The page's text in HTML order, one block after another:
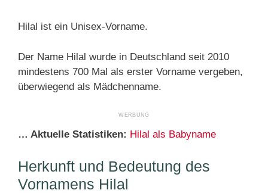
Hilal ist ein Unisex-Vorname.
Der Name Hilal wurde in Deutschland seit 2010
mindestens 700 Mal als erster Vorname vergeben,
überwiegend als Mädchenname.
… Aktuelle Statistiken: Hilal als Babyname
Herkunft und Bedeutung des
Vornamens Hilal